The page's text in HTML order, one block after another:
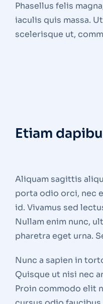
Phasellus felis
iaculis quis massa.
scelerisque ut,
Etiam
Aliquam sagittis
porta odio orci, nec
id. Vivamus sed
Nullam enim nunc,
pharetra eget urna.
Nunc a sapien in
Quisque ut nisi nec
Proin commodo elit